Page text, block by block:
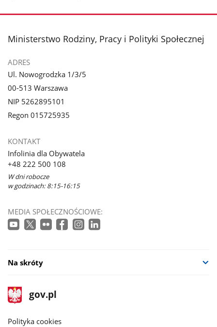
stopka
Ministerstwo Rodziny, Pracy i Polityki Społecznej
ADRES
Ul. Nowogrodzka 1/3/5
00-513 Warszawa
NIP 5262895101
Regon 015725935
KONTAKT
Infolinia dla Obywatela
+48 222 500 108
W dni robocze
w godzinach: 8:15-16:15
MEDIA SPOŁECZNOŚCIOWE:
Na skróty
stopka
gov.pl
Strona
gov.pl
gov.pl
Polityka cookies